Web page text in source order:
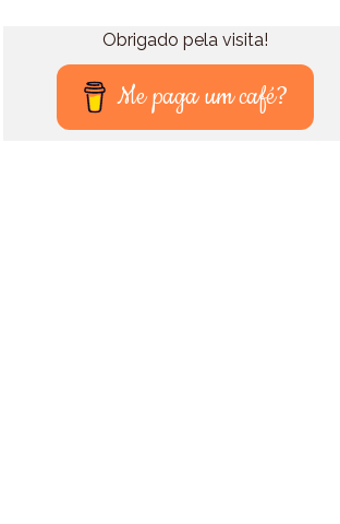
Obrigado pela visita!
Me paga um café?